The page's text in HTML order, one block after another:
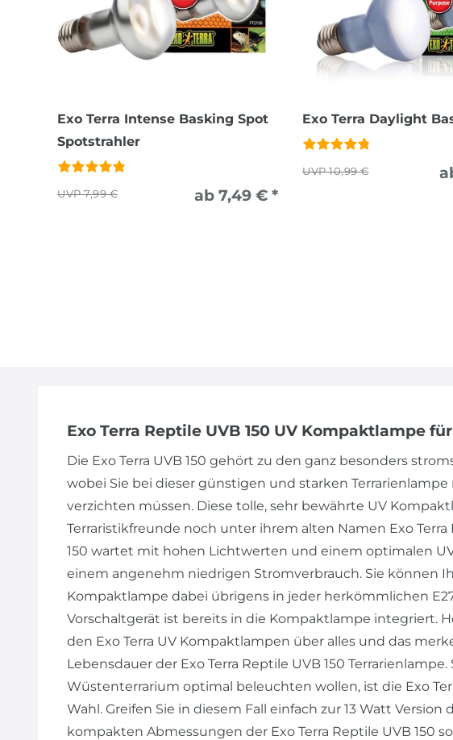
Exo Terra Intense Basking Spot
Spotstrahler
7,99 € ab 7,49 € *
Exo Terra Daylight
10,99 €
Exo Terra Reptile UVB 150 UV Kompaktlampe
Die Exo Terra UVB 150 gehört zu den ganz besonders
wobei Sie bei dieser günstigen und starken
verzichten müssen. Diese tolle, sehr bewährte UV
Terraristikfreunde noch unter ihrem alten Namen Exo Terra
150 wartet mit hohen Lichtwerten und einem optimalen
einem angenehm niedrigen Stromverbrauch. Sie können
Kompaktlampe dabei übrigens in jeder herkömmlichen
Vorschaltgerät ist bereits in die Kompaktlampe integriert.
den Exo Terra UV Kompaktlampen über alles und das
Lebensdauer der Exo Terra Reptile UVB 150
Wüstenterrarium optimal beleuchten wollen, ist die Exo
Wahl. Greifen Sie in diesem Fall einfach zur 13 Watt Version
kompakten Abmessungen der Exo Terra Reptile UVB 150